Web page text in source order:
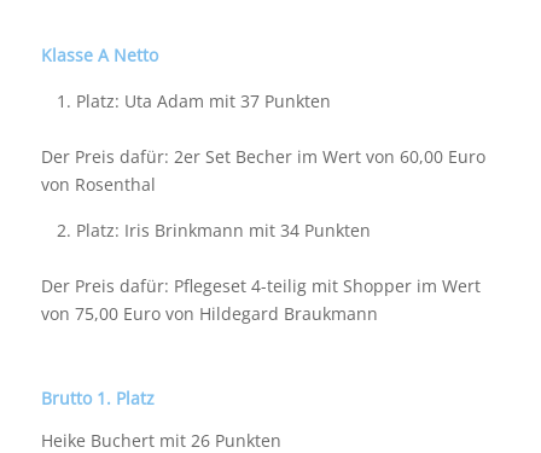
Klasse A Netto
Platz: Uta Adam mit 37 Punkten
Der Preis dafür: 2er Set Becher im Wert von 60,00 Euro
von Rosenthal
Platz: Iris Brinkmann mit 34 Punkten
Der Preis dafür: Pflegeset 4-teilig mit Shopper im Wert
von 75,00 Euro von Hildegard Braukmann
Brutto 1. Platz
Heike Buchert mit 26 Punkten